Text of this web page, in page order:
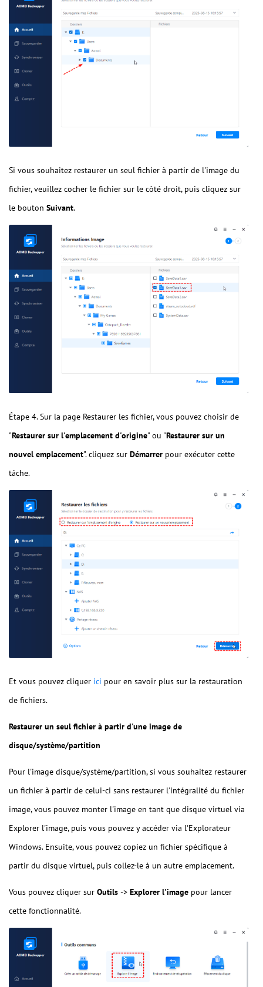
Si vous souhaitez restaurer un seul fichier à partir de l'image du
fichier, veuillez cocher le fichier sur le côté droit, puis cliquez sur
le bouton Suivant.
Étape 4. Sur la page Restaurer les fichier, vous pouvez choisir de
"Restaurer sur l'emplacement d'origine" ou "Restaurer sur un
nouvel emplacement". cliquez sur Démarrer pour exécuter cette
tâche.
Et vous pouvez cliquer ici pour en savoir plus sur la restauration
de fichiers.
Restaurer un seul fichier à partir d'une image de
disque/système/partition
Pour l'image disque/système/partition, si vous souhaitez restaurer
un fichier à partir de celui-ci sans restaurer l'intégralité du fichier
image, vous pouvez monter l'image en tant que disque virtuel via
Explorer l'image, puis vous pouvez y accéder via l'Explorateur
Windows. Ensuite, vous pouvez copiez un fichier spécifique à
partir du disque virtuel, puis collez-le à un autre emplacement.
Vous pouvez cliquer sur Outils -> Explorer l'image pour lancer
cette fonctionnalité.